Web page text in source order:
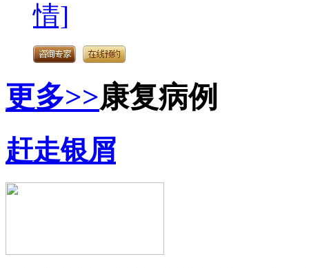
情]
更多>>康复病例
赶走银屑